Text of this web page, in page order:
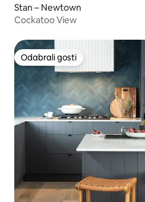
Stan – Newtown
Cockatoo View
Odabrali gosti
Odabrali gosti